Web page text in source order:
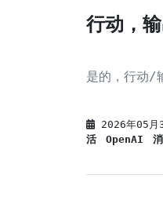
行动，
是的，行动/
2026年05月
活
OpenAI